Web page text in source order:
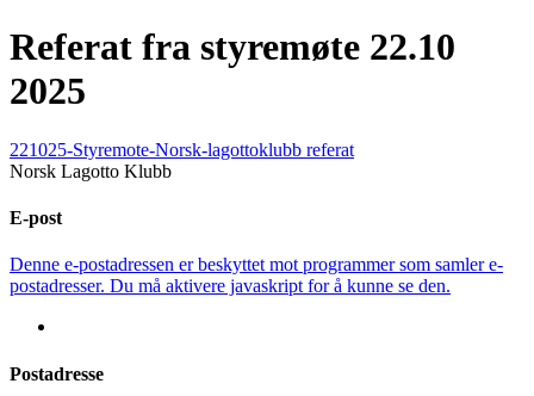
Referat fra styremøte 22.10
2025
221025-Styremote-Norsk-lagottoklubb referat
Norsk Lagotto Klubb
E-post
Denne e-postadressen er beskyttet mot programmer som samler e-
postadresser. Du må aktivere javaskript for å kunne se den.
Postadresse